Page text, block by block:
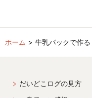
ホーム 牛乳パックで作る
だいどこログの見方